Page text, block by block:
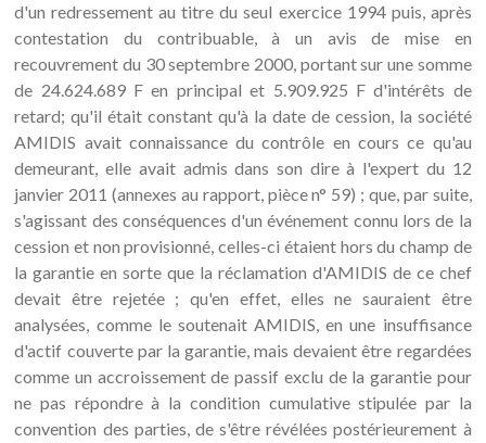
d'un redressement au titre du seul exercice 1994 puis, après
contestation du contribuable, à un avis de mise en
recouvrement du 30 septembre 2000, portant sur une somme
de 24.624.689 F en principal et 5.909.925 F d'intérêts de
retard; qu'il était constant qu'à la date de cession, la société
AMIDIS avait connaissance du contrôle en cours ce qu'au
demeurant, elle avait admis dans son dire à l'expert du 12
janvier 2011 (annexes au rapport, pièce n° 59) ; que, par suite,
s'agissant des conséquences d'un événement connu lors de la
cession et non provisionné, celles-ci étaient hors du champ de
la garantie en sorte que la réclamation d'AMIDIS de ce chef
devait être rejetée ; qu'en effet, elles ne sauraient être
analysées, comme le soutenait AMIDIS, en une insuffisance
d'actif couverte par la garantie, mais devaient être regardées
comme un accroissement de passif exclu de la garantie pour
ne pas répondre à la condition cumulative stipulée par la
convention des parties, de s'être révélées postérieurement à